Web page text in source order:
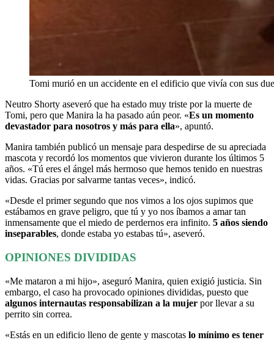
Tomi murió en un accidente en el edificio que vivía con sus
Neutro Shorty aseveró que ha estado muy triste por la muerte de
Tomi, pero que Manira la ha pasado aún peor. «Es un momento
devastador para nosotros y más para ella», apuntó.
Manira también publicó un mensaje para despedirse de su apreciada
mascota y recordó los momentos que vivieron durante los últimos 5
años. «Tú eres el ángel más hermoso que hemos tenido en nuestras
vidas. Gracias por salvarme tantas veces», indicó.
«Desde el primer segundo que nos vimos a los ojos supimos que
estábamos en grave peligro, que tú y yo nos íbamos a amar tan
inmensamente que el miedo de perdernos era infinito. 5 años siendo
inseparables, donde estaba yo estabas tú», aseveró.
OPINIONES DIVIDIDAS
«Me mataron a mi hijo», aseguró Manira, quien exigió justicia. Sin
embargo, el caso ha provocado opiniones divididas, puesto que
algunos internautas responsabilizan a la mujer por llevar a su
perrito sin correa.
«Estás en un edificio lleno de gente y mascotas lo mínimo es tener